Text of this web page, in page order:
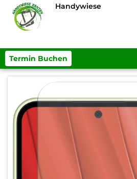
Handywiese
Termin Buchen